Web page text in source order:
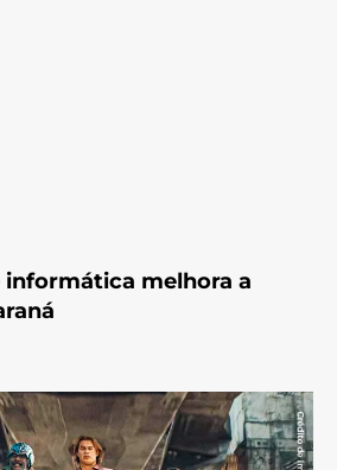
informática melhora a